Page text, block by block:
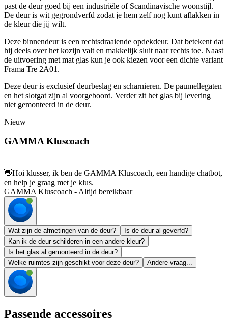
past de deur goed bij een industriële of Scandinavische woonstijl.
De deur is wit gegrondverfd zodat je hem zelf nog kunt aflakken in
de kleur die jij wilt.
Deze binnendeur is een rechtsdraaiende opdekdeur. Dat betekent dat
hij deels over het kozijn valt en makkelijk sluit naar rechts toe. Naast
de uitvoering met mat glas kun je ook kiezen voor een dichte variant
Frama Tre 2A01.
Deze deur is exclusief deurbeslag en scharnieren. De paumellegaten
en het slotgat zijn al voorgeboord. Verder zit het glas bij levering
niet gemonteerd in de deur.
Nieuw
GAMMA Kluscoach
👋Hoi klusser, ik ben de GAMMA Kluscoach, een handige chatbot,
en help je graag met je klus.
GAMMA Kluscoach - Altijd bereikbaar
Wat zijn de afmetingen van de deur?
Is de deur al geverfd?
Kan ik de deur schilderen in een andere kleur?
Is het glas al gemonteerd in de deur?
Welke ruimtes zijn geschikt voor deze deur?
Andere vraag...
Passende accessoires